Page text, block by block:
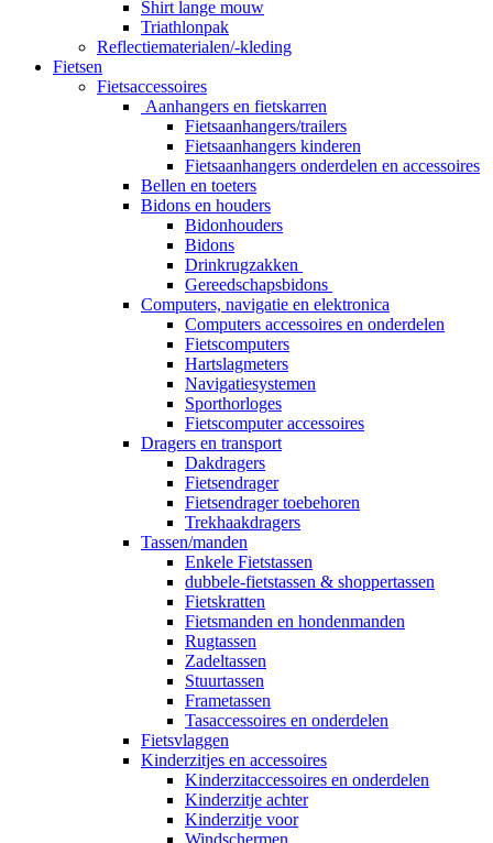
Shirt lange mouw
Triathlonpak
Reflectiematerialen/-kleding
Fietsen
Fietsaccessoires
Aanhangers en fietskarren
Fietsaanhangers/trailers
Fietsaanhangers kinderen
Fietsaanhangers onderdelen en accessoires
Bellen en toeters
Bidons en houders
Bidonhouders
Bidons
Drinkrugzakken
Gereedschapsbidons
Computers, navigatie en elektronica
Computers accessoires en onderdelen
Fietscomputers
Hartslagmeters
Navigatiesystemen
Sporthorloges
Fietscomputer accessoires
Dragers en transport
Dakdragers
Fietsendrager
Fietsendrager toebehoren
Trekhaakdragers
Tassen/manden
Enkele Fietstassen
dubbele-fietstassen & shoppertassen
Fietskratten
Fietsmanden en hondenmanden
Rugtassen
Zadeltassen
Stuurtassen
Frametassen
Tasaccessoires en onderdelen
Fietsvlaggen
Kinderzitjes en accessoires
Kinderzitaccessoires en onderdelen
Kinderzitje achter
Kinderzitje voor